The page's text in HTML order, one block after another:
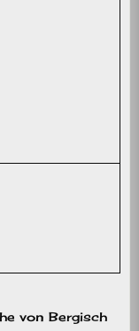
von Bergisch